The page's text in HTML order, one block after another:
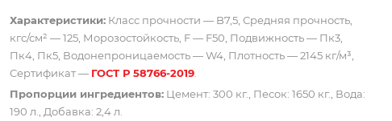
Характеристики: Класс прочности — B7,5, Средняя прочность,
кгс/см² — 125, Морозостойкость, F — F50, Подвижность — Пк3,
Пк4, Пк5, Водонепроницаемость — W4, Плотность — 2145 кг/м³,
Сертификат — ГОСТ Р 58766-2019
Пропорции ингредиентов: Цемент: 300 кг., Песок: 1650 кг., Вода:
190 л., Добавка: 2,4 л.